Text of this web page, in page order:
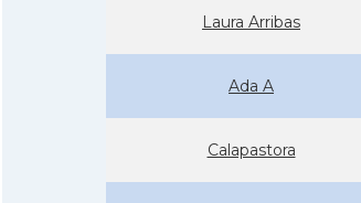
Laura Arribas
Ada A
Calapastora